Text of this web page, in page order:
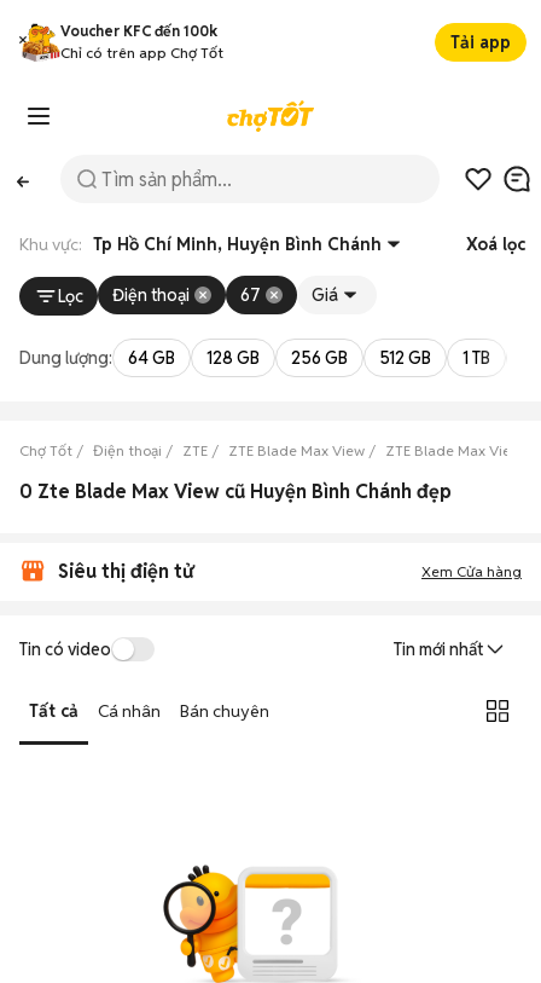
Voucher KFC đến 100k
Chỉ có trên app Chợ Tốt
Tải app
Khu vực: Tp Hồ Chí Minh, Huyện Bình Chánh Xoá lọc
Lọc Điện thoại 67 Giá
Dung lượng: 64 GB 128 GB 256 GB 512 GB 1 TB
Chợ Tốt Điện thoại ZTE ZTE Blade Max View ZTE Blade Max View
0 Zte Blade Max View cũ Huyện Bình Chánh đẹp
Siêu thị điện tử Xem Cửa hàng
Tin có video Tin mới nhất
Tất cả Cá nhân Bán chuyên